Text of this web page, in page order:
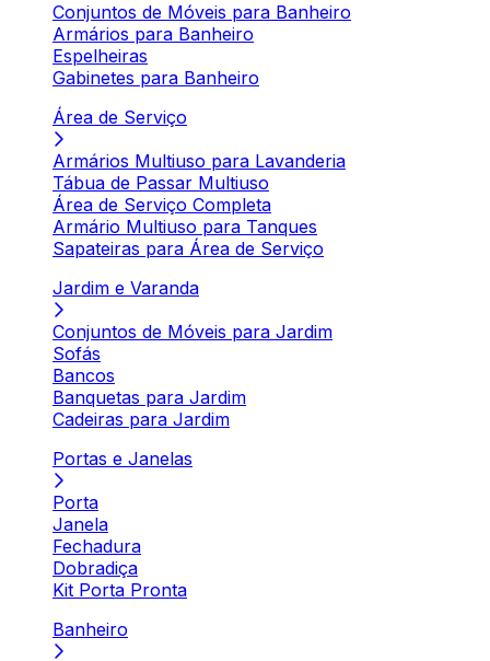
Conjuntos de Móveis para Banheiro
Armários para Banheiro
Espelheiras
Gabinetes para Banheiro
Área de Serviço
Armários Multiuso para Lavanderia
Tábua de Passar Multiuso
Área de Serviço Completa
Armário Multiuso para Tanques
Sapateiras para Área de Serviço
Jardim e Varanda
Conjuntos de Móveis para Jardim
Sofás
Bancos
Banquetas para Jardim
Cadeiras para Jardim
Portas e Janelas
Porta
Janela
Fechadura
Dobradiça
Kit Porta Pronta
Banheiro